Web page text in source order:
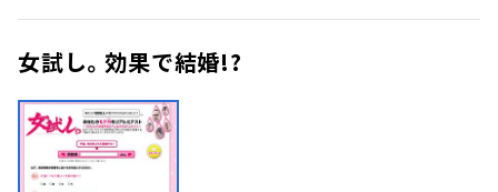
女試し。効果で結婚!?